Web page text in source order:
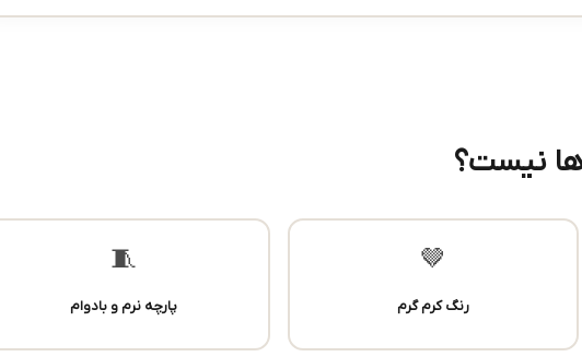
نیست؟
🤎
رنگ کرم گرم
🧵
پارچه نرم و بادوام